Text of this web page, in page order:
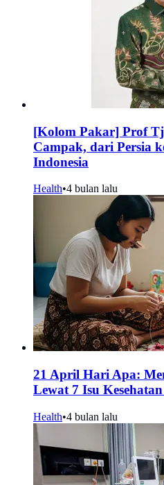
[Kolom Pakar] Prof
Campak, dari Persia
Indonesia
Health•4 bulan lalu
21 April Hari Apa:
Lewat 7 Isu
Health•4 bulan lalu